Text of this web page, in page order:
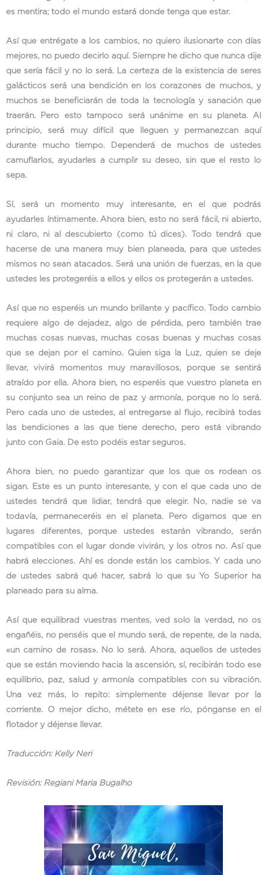
es mentira; todo el mundo estará donde tenga que estar.
Así que entrégate a los cambios, no quiero ilusionarte con días
mejores, no puedo decirlo aquí. Siempre he dicho que nunca dije
que sería fácil y no lo será. La certeza de la existencia de seres
galácticos será una bendición en los corazones de muchos, y
muchos se beneficiarán de toda la tecnología y sanación que
traerán. Pero esto tampoco será unánime en su planeta. Al
principio, será muy difícil que lleguen y permanezcan aquí
durante mucho tiempo. Dependerá de muchos de ustedes
camuflarlos, ayudarles a cumplir su deseo, sin que el resto lo
sepa.
Sí, será un momento muy interesante, en el que podrás
ayudarles íntimamente. Ahora bien, esto no será fácil, ni abierto,
ni claro, ni al descubierto (como tú dices). Todo tendrá que
hacerse de una manera muy bien planeada, para que ustedes
mismos no sean atacados. Será una unión de fuerzas, en la que
ustedes les protegeréis a ellos y ellos os protegerán a ustedes.
Así que no esperéis un mundo brillante y pacífico. Todo cambio
requiere algo de dejadez, algo de pérdida, pero también trae
muchas cosas nuevas, muchas cosas buenas y muchas cosas
que se dejan por el camino. Quien siga la Luz, quien se deje
llevar, vivirá momentos muy maravillosos, porque se sentirá
atraído por ella. Ahora bien, no esperéis que vuestro planeta en
su conjunto sea un reino de paz y armonía, porque no lo será.
Pero cada uno de ustedes, al entregarse al flujo, recibirá todas
las bendiciones a las que tiene derecho, pero está vibrando
junto con Gaia. De esto podéis estar seguros.
Ahora bien, no puedo garantizar que los que os rodean os
sigan. Este es un punto interesante, y con el que cada uno de
ustedes tendrá que lidiar, tendrá que elegir. No, nadie se va
todavía, permaneceréis en el planeta. Pero digamos que en
lugares diferentes, porque ustedes estarán vibrando, serán
compatibles con el lugar donde vivirán, y los otros no. Así que
habrá elecciones. Ahí es donde están los cambios. Y cada uno
de ustedes sabrá qué hacer, sabrá lo que su Yo Superior ha
planeado para su alma.
Así que equilibrad vuestras mentes, ved solo la verdad, no os
engañéis, no penséis que el mundo será, de repente, de la nada,
«un camino de rosas». No lo será. Ahora, aquellos de ustedes
que se están moviendo hacia la ascensión, sí, recibirán todo ese
equilibrio, paz, salud y armonía compatibles con su vibración.
Una vez más, lo repito: simplemente déjense llevar por la
corriente. O mejor dicho, métete en ese río, pónganse en el
flotador y déjense llevar.
Traducción: Kelly Neri
Revisión: Regiani Maria Bugalho